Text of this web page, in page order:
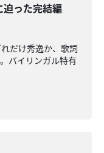
迫った完結編
だけ秀逸か、歌詞
バイリンガル特有